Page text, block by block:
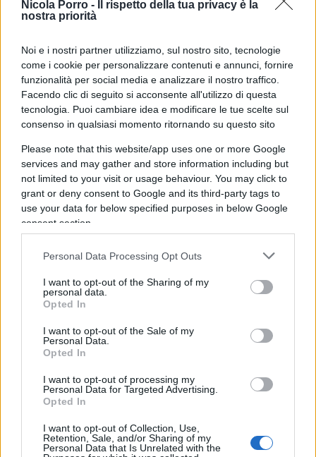
Nicola Porro -
Il rispetto della tua privacy è la
nostra priorità
Noi e i nostri partner utilizziamo, sul nostro sito, tecnologie
come i cookie per personalizzare contenuti e annunci, fornire
funzionalità per social media e analizzare il nostro traffico.
Facendo clic di seguito si acconsente all'utilizzo di questa
tecnologia. Puoi cambiare idea e modificare le tue scelte sul
consenso in qualsiasi momento ritornando su questo sito
Please note that this website/app uses one or more Google
services and may gather and store information including but
not limited to your visit or usage behaviour. You may click to
grant or deny consent to Google and its third-party tags to
use your data for below specified purposes in below Google
consent section.
Personal Data Processing Opt Outs
I want to opt-out of the Sharing of my
personal data.
Opted In
I want to opt-out of the Sale of my
Personal Data.
Opted In
I want to opt-out of processing my
Personal Data for Targeted Advertising.
Opted In
I want to opt-out of Collection, Use,
Retention, Sale, and/or Sharing of my
Personal Data that Is Unrelated with the
delegato delthink tank Bourse & Bazaar
semplicemente allo status quo precedente, ma
nel frattempo il Paese haassorbito costi enormi
L’Iran non può affrontare una ricostruzione
completa dopo questa guerra senza un ampio
sollievo dalle sanzioni. E quindi l’incentivo a
ottenere un accordo completo rimane lì”.
Secondo lo stesso Batmanghelidj, “l’Irannon può
rimpatriarela maggior parte dei suoi nuovi
introiti petroliferi”. Se il Paese “ha più di 120
accumulate, congelate in conti bancari in tutto il
mondo, è perché mantiene la stragrande
maggioranza dei suoi introiti petroliferi all’estero
al fine di poter pagare le importazioni”. Un conto
considerando le centinaia di miliardi di dollari di
danni di guerra – Trump e gli israeliani parlano di
mille miliardi –
l’idea che questo MoU sia una
manna per l’Iran è sbagliata, secondo